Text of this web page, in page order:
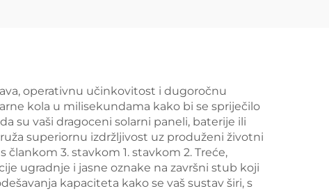
operativnu učinkovitost i dugoročnu
kola u milisekundama kako bi se spriječilo
su vaši dragoceni solarni paneli, baterije ili
superiornu izdržljivost uz produženi životni
3. stavkom 1. stavkom 2. Treće,
ugradnje i jasne oznake na završni stub koji
kapaciteta kako se vaš sustav širi, s